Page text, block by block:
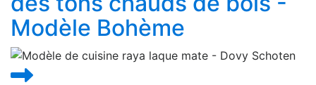
Modèle Bohème